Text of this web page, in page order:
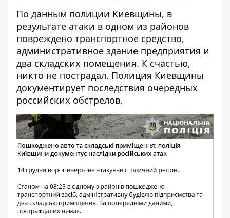
По данным полиции Киевщины, в
результате атаки в одном из районов
повреждено транспортное средство,
административное здание предприятия и
два складских помещения. К счастью,
никто не пострадал. Полиция Киевщины
документирует последствия очередных
российских обстрелов.